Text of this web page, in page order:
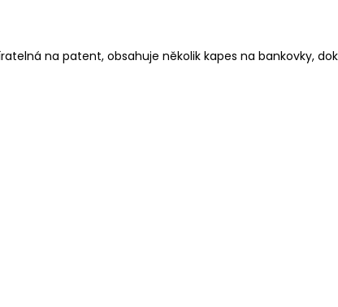
na patent, obsahuje několik kapes na bankovky,